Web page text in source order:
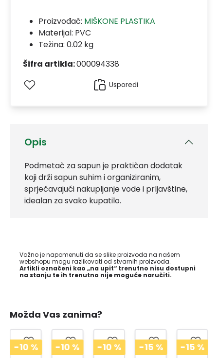
Opis
Podmetač za sapun je praktičan dodatak
koji drži sapun suhim i organiziranim,
sprječavajući nakupljanje vode i prljavštine,
idealan za svako kupatilo.
Važno je napomenuti da se slike proizvoda na našem
webshopu mogu razlikovati od stvarnih proizvoda.
Artikli označeni kao „na upit“ trenutno nisu dostupni
na stanju te ih trenutno nije moguće naručiti.
Proizvođač: MIŠKONE PLASTIKA
Materijal: PVC
Težina: 0.02 kg
Šifra artikla:000094338
Usporedi
Možda Vas zanima?
-10 % -10 % -10 % -15 % -15 %